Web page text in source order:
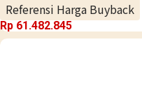
Referensi Harga Buyback
Rp 61.482.845